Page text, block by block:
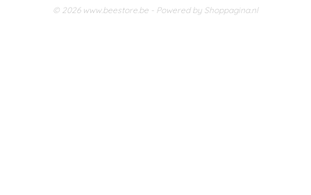
© 2026 www.beestore.be - Powered by Shoppagina.nl